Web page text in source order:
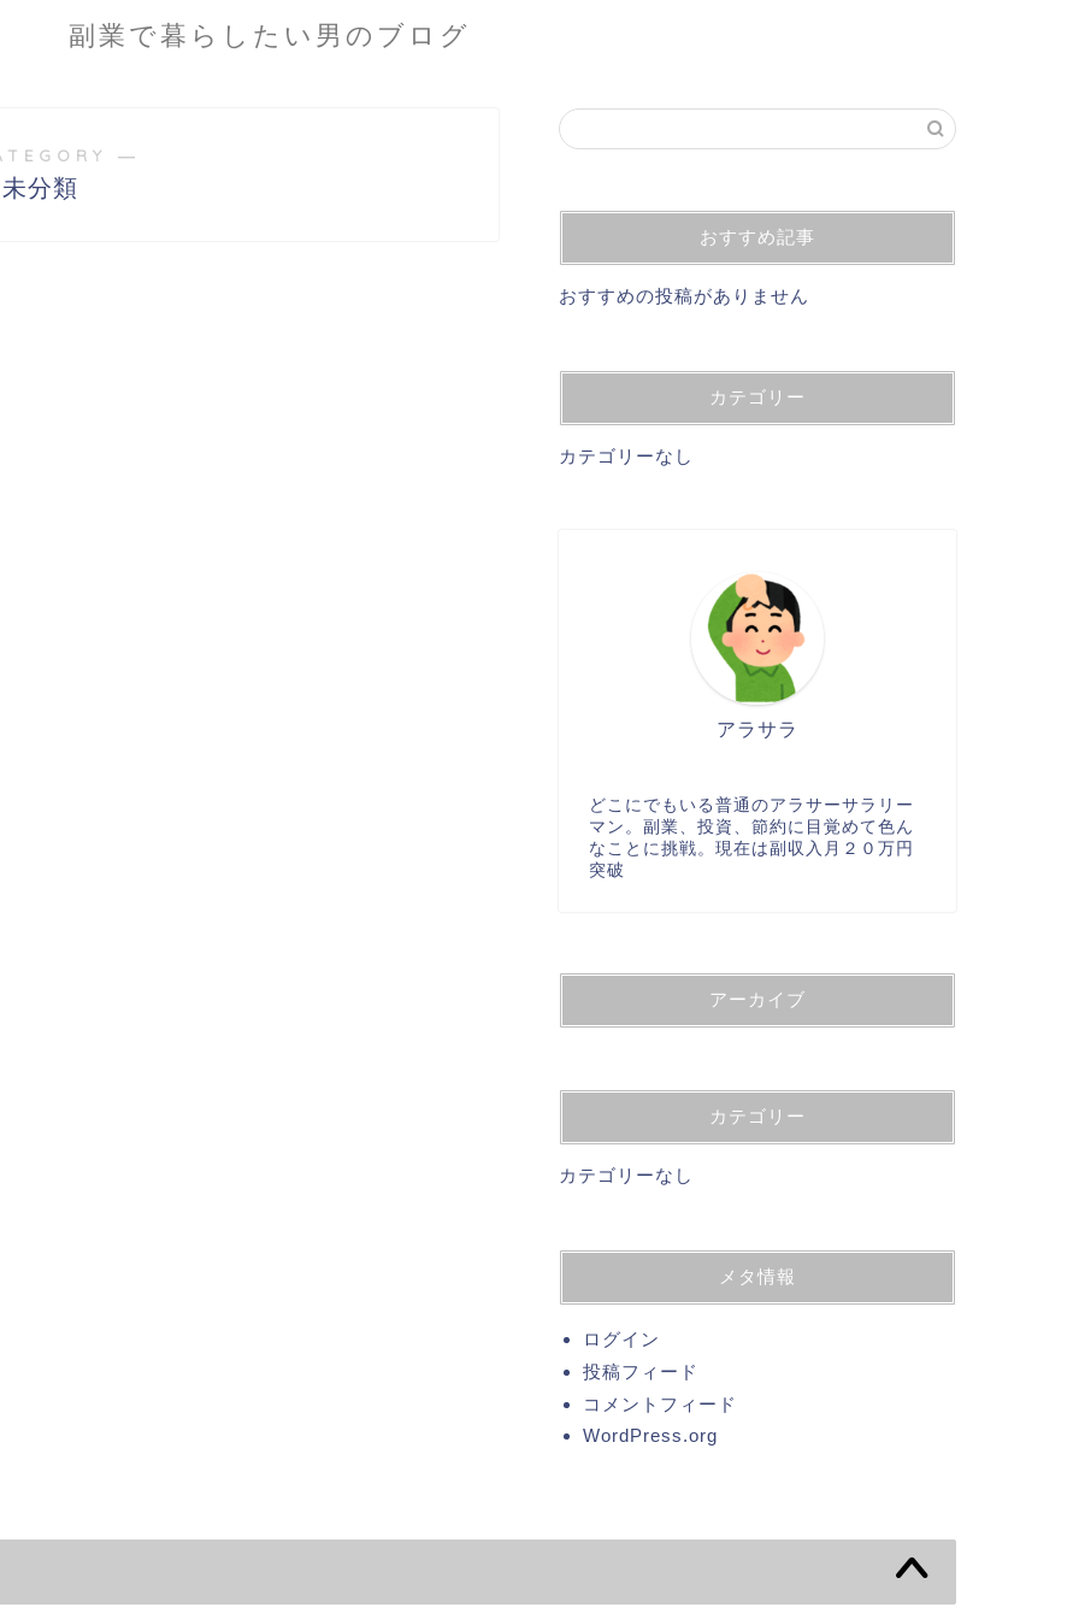
副業で暮らしたい男のブログ
―
未分類
おすすめ記事
おすすめの投稿がありません
カテゴリー
カテゴリーなし
アラサラ
どこにでもいる普通のアラサーサラリー
マン。副業、投資、節約に目覚めて色ん
なことに挑戦。現在は副収入月２０万円
突破
アーカイブ
カテゴリー
カテゴリーなし
メタ情報
ログイン
投稿フィード
コメントフィード
WordPress.org